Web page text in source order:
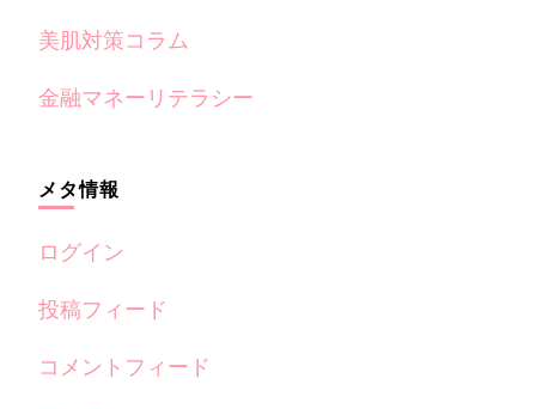
美肌対策コラム
金融マネーリテラシー
メタ情報
ログイン
投稿フィード
コメントフィード